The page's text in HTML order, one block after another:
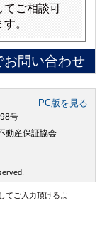
てご相談可
。
お問い合わせ
PC版を見る
号
動産保証協会
てご入力頂けるよ